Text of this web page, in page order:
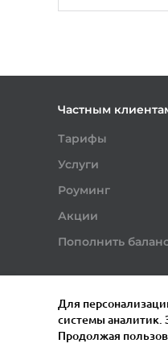
Для
системы аналитик.
Продолжая
Частным
Тарифы
Услуги
Роуминг
Акции
Пополнить
© 2011–2026Мотив.
Все права защищены